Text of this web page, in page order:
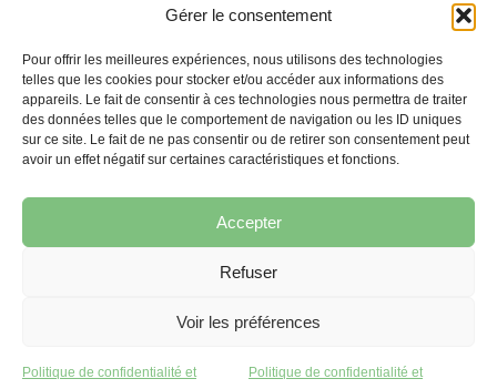
Gérer le consentement
Pour offrir les meilleures expériences, nous utilisons des technologies
telles que les cookies pour stocker et/ou accéder aux informations des
appareils. Le fait de consentir à ces technologies nous permettra de traiter
des données telles que le comportement de navigation ou les ID uniques
sur ce site. Le fait de ne pas consentir ou de retirer son consentement peut
avoir un effet négatif sur certaines caractéristiques et fonctions.
Accepter
Refuser
Voir les préférences
Politique de confidentialité et Politique de confidentialité et
Saint-Germain-En-Laye
Ligne R2-Nord
Tramway T13
20mins à pied du RER A